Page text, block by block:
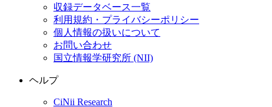
収録データベース一覧
利用規約・プライバシーポリシー
個人情報の扱いについて
お問い合わせ
国立情報学研究所 (NII)
ヘルプ
CiNii Research